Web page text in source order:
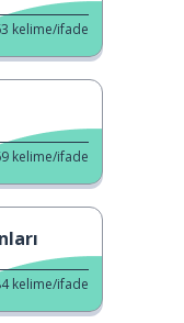
kelime/ifade
kelime/ifade
kelime/ifade